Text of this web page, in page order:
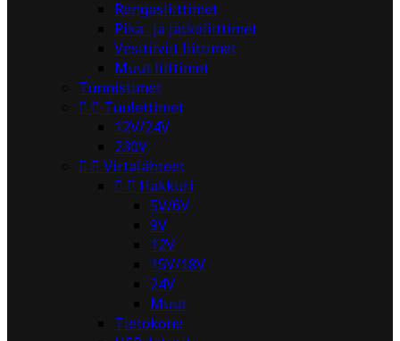
Rengasliittimet
Pika- ja jatkoliittimet
Vesitiiviit liittimet
Muut liittimet
Tunnistimet
  Tuulettimet
12V/24V
230V
  Virtalähteet
  Hakkuri
5V/6V
9V
12V
15V/18V
24V
Muut
Tietokone